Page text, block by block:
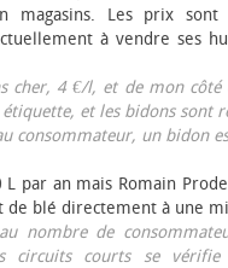
magasins. Les prix
à vendre ses
cher, 4 €/l, et de mon côté
étiquette, et les bidons sont
consommateur, un bidon
par an mais Romain
blé directement à une
nombre de
circuits courts se